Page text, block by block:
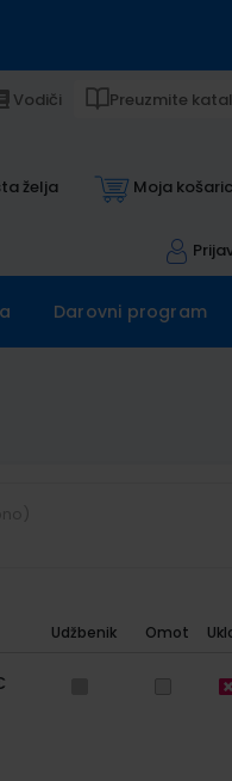
Vodiči Preuzmite
želja Moja
Darovni program
Udžbenik Omot